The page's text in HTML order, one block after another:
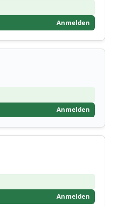
Anmelden
Anmelden
Anmelden